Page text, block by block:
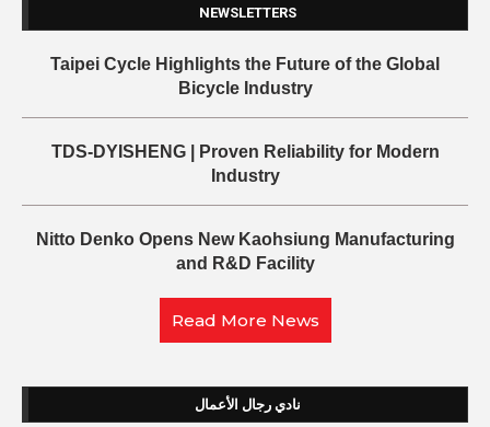
NEWSLETTERS
Taipei Cycle Highlights the Future of the Global
Bicycle Industry
TDS-DYISHENG | Proven Reliability for Modern
Industry
Nitto Denko Opens New Kaohsiung Manufacturing
and R&D Facility
Read More News
نادي رجال الأعمال